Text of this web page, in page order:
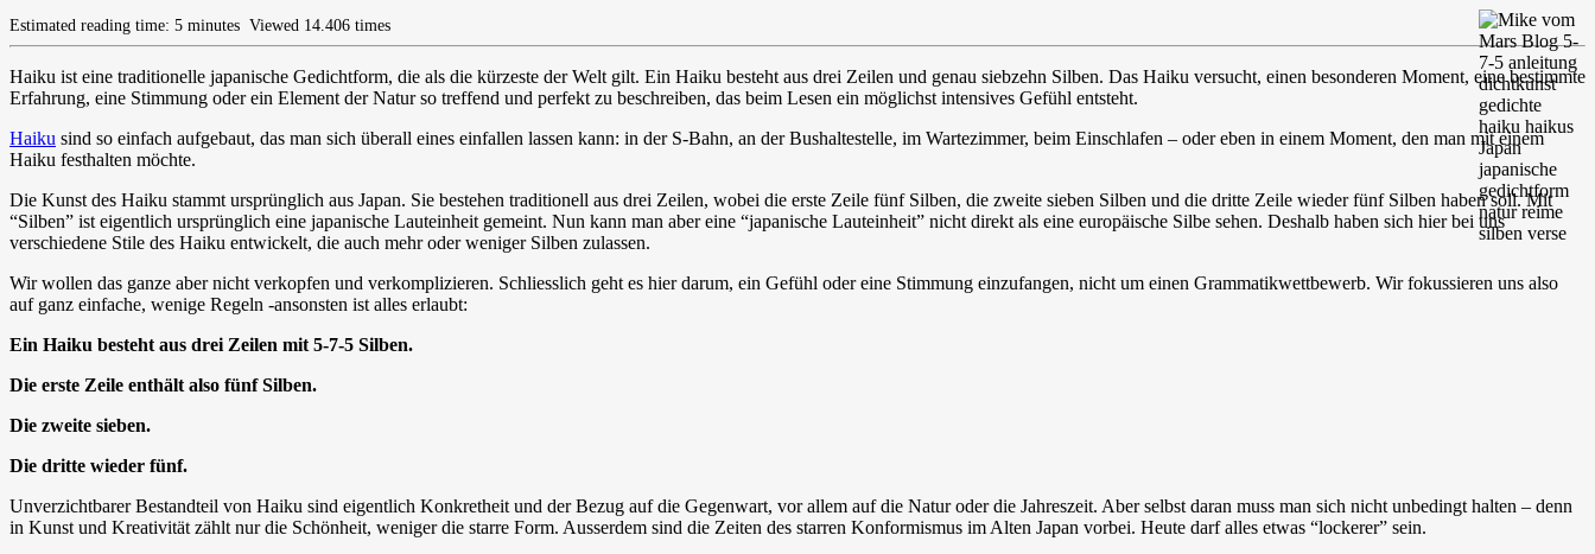
Estimated reading time: 5 minutes Viewed 14.406 times
Haiku ist eine traditionelle japanische Gedichtform, die als die kürzeste der Welt gilt. Ein Haiku besteht aus drei Zeilen und genau siebzehn Silben. Das Haiku versucht, einen besonderen Moment, eine bestimmte
Erfahrung, eine Stimmung oder ein Element der Natur so treffend und perfekt zu beschreiben, das beim Lesen ein möglichst intensives Gefühl entsteht.
Haiku sind so einfach aufgebaut, das man sich überall eines einfallen lassen kann: in der S-Bahn, an der Bushaltestelle, im Wartezimmer, beim Einschlafen – oder eben in einem Moment, den man mit einem
Haiku festhalten möchte.
Die Kunst des Haiku stammt ursprünglich aus Japan. Sie bestehen traditionell aus drei Zeilen, wobei die erste Zeile fünf Silben, die zweite sieben Silben und die dritte Zeile wieder fünf Silben haben soll. Mit
“Silben” ist eigentlich ursprünglich eine japanische Lauteinheit gemeint. Nun kann man aber eine “japanische Lauteinheit” nicht direkt als eine europäische Silbe sehen. Deshalb haben sich hier bei uns
verschiedene Stile des Haiku entwickelt, die auch mehr oder weniger Silben zulassen.
Wir wollen das ganze aber nicht verkopfen und verkomplizieren. Schliesslich geht es hier darum, ein Gefühl oder eine Stimmung einzufangen, nicht um einen Grammatikwettbewerb. Wir fokussieren uns also
auf ganz einfache, wenige Regeln -ansonsten ist alles erlaubt:
Ein Haiku besteht aus drei Zeilen mit 5-7-5 Silben.
Die erste Zeile enthält also fünf Silben.
Die zweite sieben.
Die dritte wieder fünf.
Unverzichtbarer Bestandteil von Haiku sind eigentlich Konkretheit und der Bezug auf die Gegenwart, vor allem auf die Natur oder die Jahreszeit. Aber selbst daran muss man sich nicht unbedingt halten – denn
in Kunst und Kreativität zählt nur die Schönheit, weniger die starre Form. Ausserdem sind die Zeiten des starren Konformismus im Alten Japan vorbei. Heute darf alles etwas “lockerer” sein.